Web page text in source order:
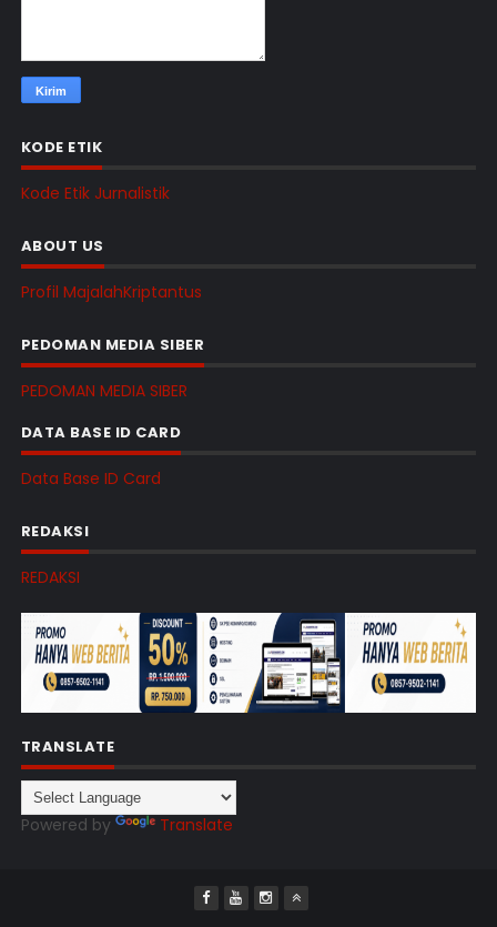
KODE ETIK
Kode Etik Jurnalistik
ABOUT US
Profil MajalahKriptantus
PEDOMAN MEDIA SIBER
PEDOMAN MEDIA SIBER
DATA BASE ID CARD
Data Base ID Card
REDAKSI
REDAKSI
TRANSLATE
Powered by Translate